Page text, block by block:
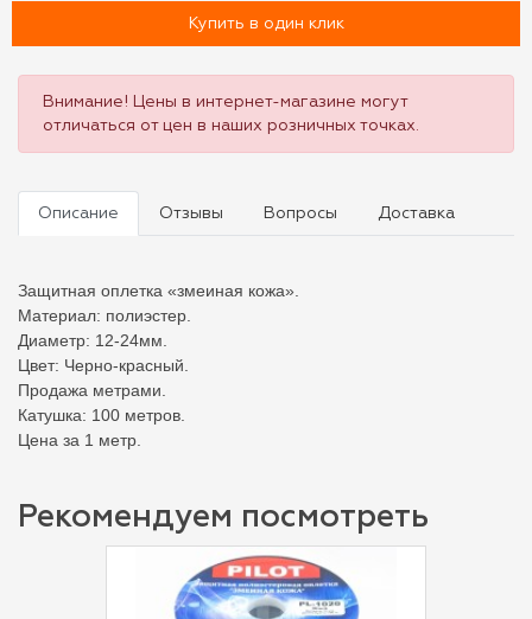
Купить в один клик
Внимание! Цены в интернет-магазине могут
отличаться от цен в наших розничных точках.
Описание Отзывы Вопросы Доставка
Защитная оплетка «змеиная кожа».
Материал: полиэстер.
Диаметр: 12-24мм.
Цвет: Черно-красный.
Продажа метрами.
Катушка: 100 метров.
Цена за 1 метр.
Рекомендуем посмотреть